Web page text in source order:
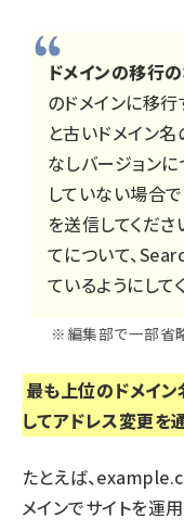
ドメインの移行
のドメインに移行
と古いドメイン
なしバージョン
していない場合で
を送信してくださ
てについて、
ているようにして
※編集部で一部省
最も上位のドメイン
してアドレス変更を
たとえば、
メインでサイトを運